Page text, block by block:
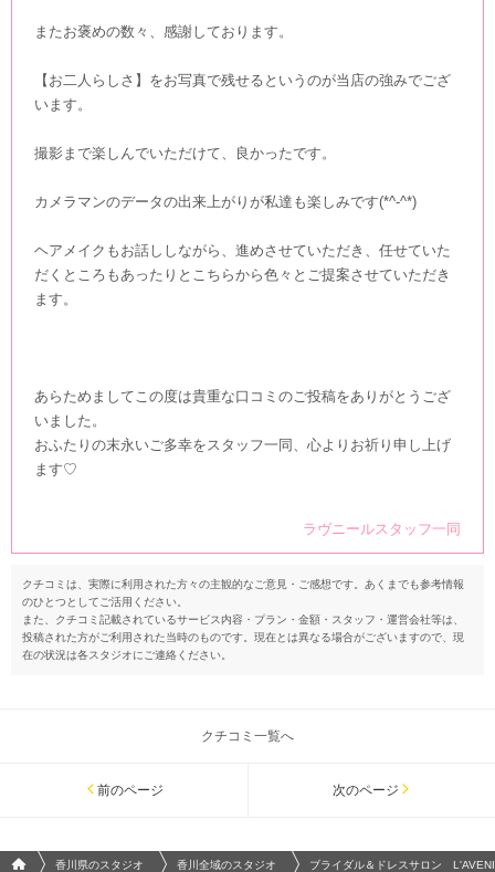
またお褒めの数々、感謝しております。
【お二人らしさ】をお写真で残せるというのが当店の強みでござ
います。
撮影まで楽しんでいただけて、良かったです。
カメラマンのデータの出来上がりが私達も楽しみです(*^-^*)
ヘアメイクもお話ししながら、進めさせていただき、任せていた
だくところもあったりとこちらから色々とご提案させていただき
ます。
あらためましてこの度は貴重な口コミのご投稿をありがとうござ
いました。
おふたりの末永いご多幸をスタッフ一同、心よりお祈り申し上げ
ます♡
ラヴニールスタッフ一同
クチコミは、実際に利用された方々の主観的なご意見・ご感想です。あくまでも参考情報
のひとつとしてご活用ください。
また、クチコミ記載されているサービス内容・プラン・金額・スタッフ・運営会社等は、
投稿された方がご利用された当時のものです。現在とは異なる場合がございますので、現
在の状況は各スタジオにご連絡ください。
クチコミ一覧へ
前のページ 次のページ
フォトウエディング/結婚写真のPhotorait ホーム
香川県のスタジオ 香川全域のスタジオ ブライダル＆ドレスサロン